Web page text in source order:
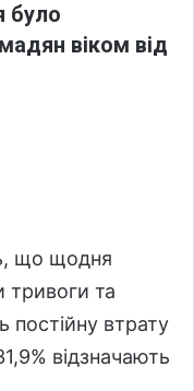
було
віком від
що щодня
тривоги та
постійну втрату
відзначають